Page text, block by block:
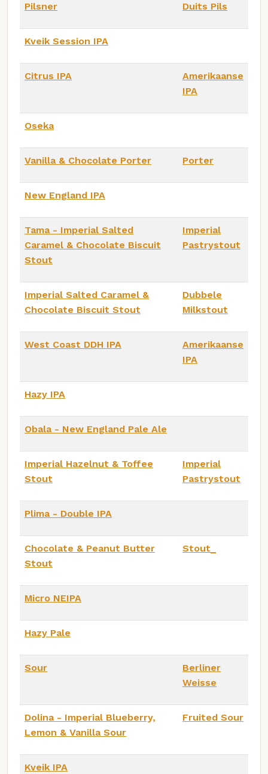
Pilsner Duits Pils
Kveik Session IPA
Citrus IPA
Amerikaanse
IPA
Oseka
Vanilla & Chocolate Porter Porter
New England IPA
Tama - Imperial Salted
Caramel & Chocolate Biscuit
Stout
Imperial
Pastrystout
Imperial Salted Caramel &
Chocolate Biscuit Stout
Dubbele
Milkstout
West Coast DDH IPA
Amerikaanse
IPA
Hazy IPA
Obala - New England Pale Ale
Imperial Hazelnut & Toffee
Stout
Imperial
Pastrystout
Plima - Double IPA
Chocolate & Peanut Butter
Stout
Stout_
Micro NEIPA
Hazy Pale
Sour
Berliner
Weisse
Dolina - Imperial Blueberry,
Lemon & Vanilla Sour
Fruited Sour
Kveik IPA